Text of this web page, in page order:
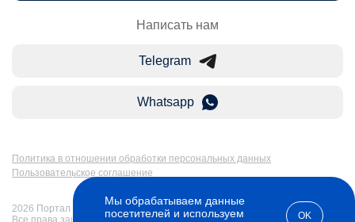
Написать нам
Telegram
Whatsapp
Политика в отношении обработки персональных данных
Пользовательское соглашение
2026 Портал Бакалавр-Магистр: дистанционное образование в России.
Мы обрабатываем данные
посетителей и используем
OK